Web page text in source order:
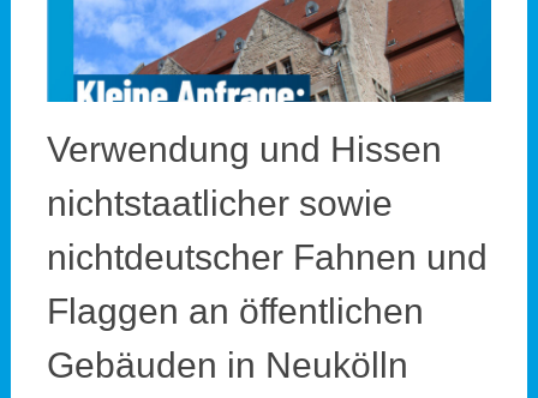
Verwendung und Hissen
nichtstaatlicher sowie
nichtdeutscher Fahnen und
Flaggen an öffentlichen
Gebäuden in Neukölln